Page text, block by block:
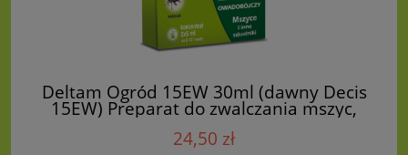
Deltam Ogród 15EW 30ml (dawny Decis
15EW) Preparat do zwalczania mszyc,
stonki ziemniaczanej, kwieciaków i innych
szkodników
24,50 zł